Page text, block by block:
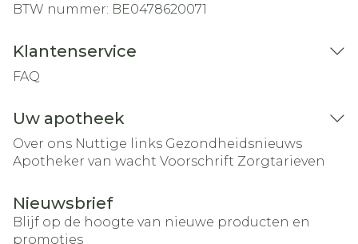
BTW nummer: BE0478620071
Klantenservice
FAQ
Uw apotheek
Over ons Nuttige links Gezondheidsnieuws
Apotheker van wacht Voorschrift Zorgtarieven
Nieuwsbrief
Blijf op de hoogte van nieuwe producten en
promoties